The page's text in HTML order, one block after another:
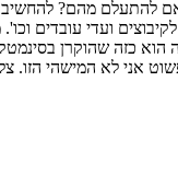
כזה שהוקרן
אני לא המישהי הזו.